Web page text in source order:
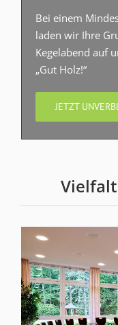
Bei einem
laden wir Ihre
Kegelabend auf
„Gut Holz!“
JETZT